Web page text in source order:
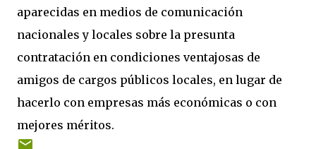
aparecidas en medios de comunicación
nacionales y locales sobre la presunta
contratación en condiciones ventajosas de
amigos de cargos públicos locales, en lugar de
hacerlo con empresas más económicas o con
mejores méritos.